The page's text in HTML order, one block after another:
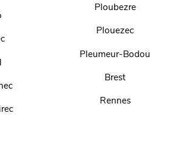
Ploubezre
Plouezec
Pleumeur-Bodou
Brest
Rennes